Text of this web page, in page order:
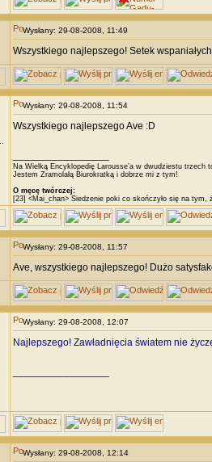
Wysłany: 29-08-2008, 11:49
Wszystkiego najlepszego! Setek
Wysłany: 29-08-2008, 11:54
Wszystkiego najlepszego Ave :D
Na Wielką Encyklopedię Larousse’a w dwudziestu trzech
Jestem Zramolałą Biurokratką i dobrze mi z tym!
O męcę twórczej:
[23] <Mai_chan> Siedzenie poki co skończyło się na
Wysłany: 29-08-2008, 11:57
Ave, wszystkiego najlepszego! Dużo
Wysłany: 29-08-2008, 12:07
Najlepszego! Zawładnięcia światem nie
Wysłany: 29-08-2008, 12:14